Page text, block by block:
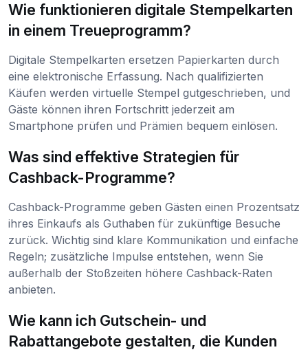
Wie funktionieren digitale Stempelkarten
in einem Treueprogramm?
Digitale Stempelkarten ersetzen Papierkarten durch
eine elektronische Erfassung. Nach qualifizierten
Käufen werden virtuelle Stempel gutgeschrieben, und
Gäste können ihren Fortschritt jederzeit am
Smartphone prüfen und Prämien bequem einlösen.
Was sind effektive Strategien für
Cashback-Programme?
Cashback-Programme geben Gästen einen Prozentsatz
ihres Einkaufs als Guthaben für zukünftige Besuche
zurück. Wichtig sind klare Kommunikation und einfache
Regeln; zusätzliche Impulse entstehen, wenn Sie
außerhalb der Stoßzeiten höhere Cashback-Raten
anbieten.
Wie kann ich Gutschein- und
Rabattangebote gestalten, die Kunden